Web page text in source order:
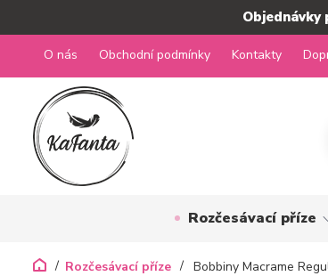
Objednávky
O nás Obchodní podmínky Kontakty
Rozčesávací příze
Rozčesávací příze Bobbiny Macrame